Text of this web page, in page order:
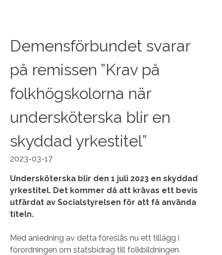
Demensförbundet svarar
på remissen ”Krav på
folkhögskolorna när
undersköterska blir en
skyddad yrkestitel”
2023-03-17
Undersköterska blir den 1 juli 2023 en skyddad
yrkestitel. Det kommer då att krävas ett bevis
utfärdat av Socialstyrelsen för att få använda
titeln.
Med anledning av detta föreslås nu ett tillägg i
förordningen om statsbidrag till folkbildningen.